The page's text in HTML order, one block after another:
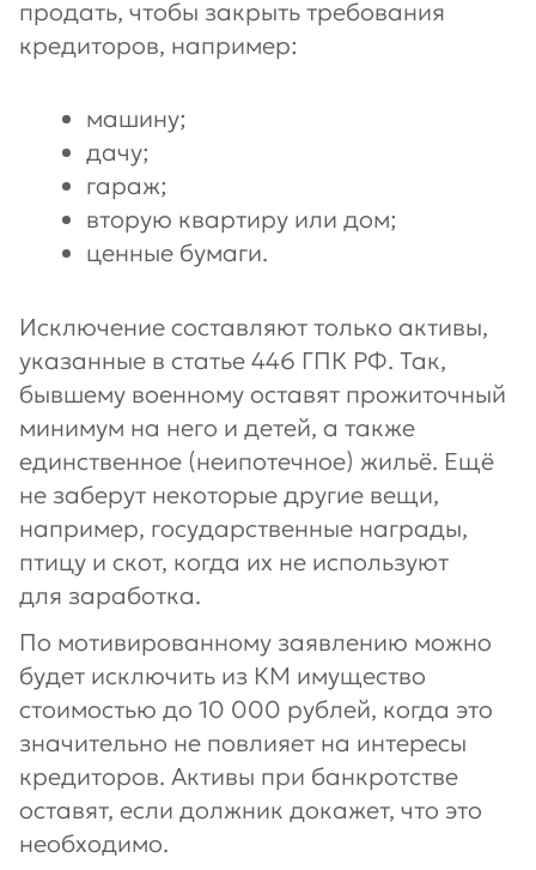
продать, чтобы закрыть требования
кредиторов, например:
машину;
дачу;
гараж;
вторую квартиру или дом;
ценные бумаги.
Исключение составляют только активы,
указанные в статье 446 ГПК РФ. Так,
бывшему военному оставят прожиточный
минимум на него и детей, а также
единственное (неипотечное) жильё. Ещё
не заберут некоторые другие вещи,
например, государственные награды,
птицу и скот, когда их не используют
для заработка.
По мотивированному заявлению можно
будет исключить из КМ имущество
стоимостью до 10 000 рублей, когда это
значительно не повлияет на интересы
кредиторов. Активы при банкротстве
оставят, если должник докажет, что это
необходимо.